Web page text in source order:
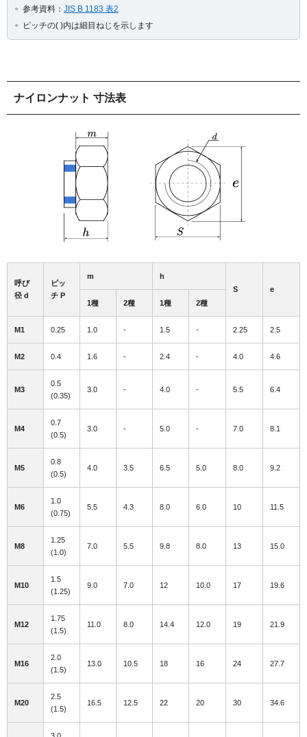
参考資料： JIS B 1183 表2
ピッチの( )内は細目ねじを示します
ナイロンナット 寸法表
呼び
径 d
ピッ
チ P
m
h
S
e
1種
2種 1種 2種
M1 0.25 1.0 - 1.5 - 2.25 2.5
M2 0.4 1.6 - 2.4 - 4.0 4.6
M3
0.5
(0.35)
3.0 - 4.0 - 5.5 6.4
M4
0.7
(0.5)
3.0 - 5.0 - 7.0 8.1
M5
0.8
(0.5)
4.0 3.5 6.5 5.0 8.0 9.2
M6
1.0
(0.75)
5.5 4.3 8.0 6.0 10 11.5
M8
1.25
(1.0)
7.0 5.5 9.8 8.0 13 15.0
M10
1.5
(1.25)
9.0 7.0 12 10.0 17 19.6
M12
1.75
(1.5)
11.0 8.0 14.4 12.0 19 21.9
M16
2.0
(1.5)
13.0 10.5 18 16 24 27.7
M20
2.5
(1.5)
16.5 12.5 22 20 30 34.6